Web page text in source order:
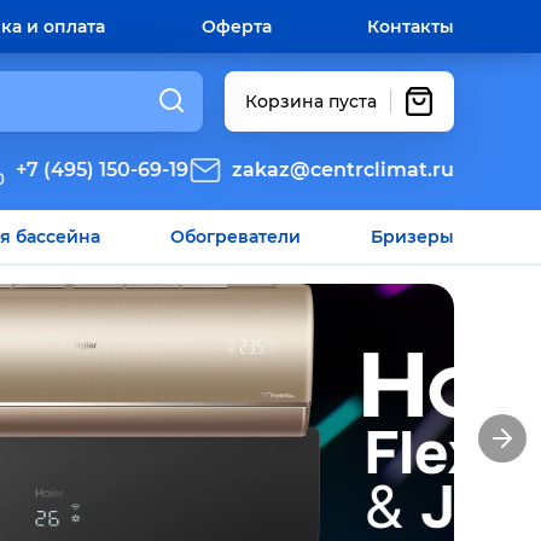
и оплата Оферта Контакты
Корзина пуста
+7 (495) 150-69-19 zakaz@centrclimat.ru
бассейна Обогреватели Бризеры